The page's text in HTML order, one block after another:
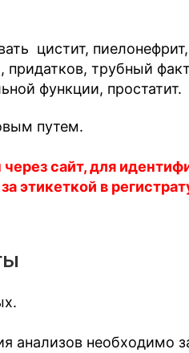
цистит,
трубный
функции, простатит.
путем.
сайт, для
этикеткой в
анализов необходимо